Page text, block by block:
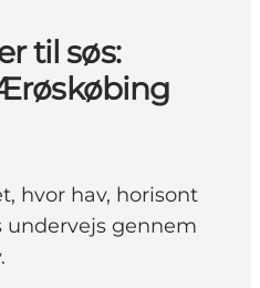
til søs:
hvor hav, horisont
gennem